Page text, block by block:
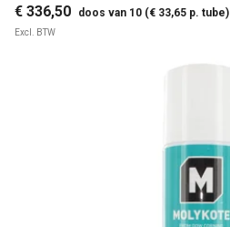
€ 336,50 doos van 10 (€ 33,65 p. tube)
Excl. BTW